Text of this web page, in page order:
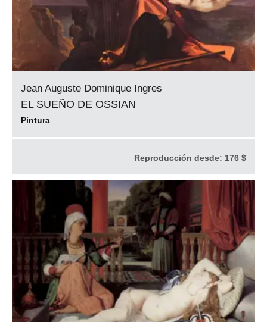
Jean Auguste Dominique Ingres
EL SUEÑO DE OSSIAN
Pintura
Reproducción desde: 176 $